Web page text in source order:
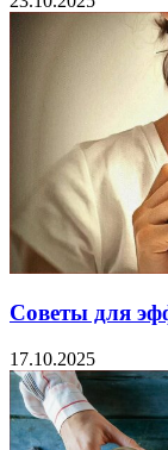
Советы для
17.10.2025